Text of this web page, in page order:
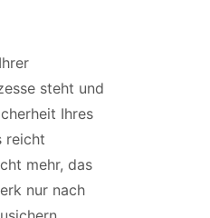
steht und
Ihres
reicht
mehr, das
nur nach